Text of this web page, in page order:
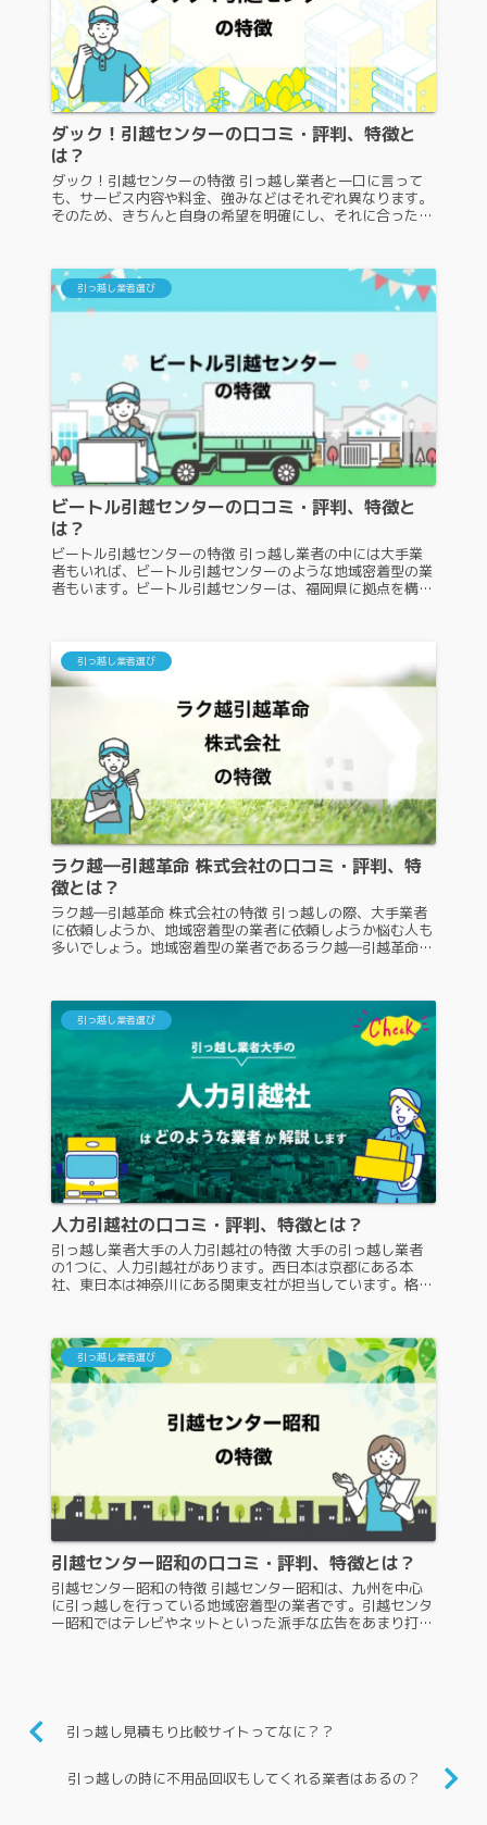
ダック！引越センターの口コミ・評判、特徴と
は？
ダック！引越センターの特徴 引っ越し業者と一口に言って
も、サービス内容や料金、強みなどはそれぞれ異なります。
そのため、きちんと自身の希望を明確にし、それに合った引
引っ越し業者選び
ビートル引越センターの口コミ・評判、特徴と
は？
ビートル引越センターの特徴 引っ越し業者の中には大手業
者もいれば、ビートル引越センターのような地域密着型の業
者もいます。ビートル引越センターは、福岡県に拠点を構え
引っ越し業者選び
ラク越―引越革命 株式会社の口コミ・評判、特
徴とは？
ラク越―引越革命 株式会社の特徴 引っ越しの際、大手業者
に依頼しようか、地域密着型の業者に依頼しようか悩む人も
多いでしょう。地域密着型の業者であるラク越―引越革命
引っ越し業者選び
人力引越社の口コミ・評判、特徴とは？
引っ越し業者大手の人力引越社の特徴 大手の引っ越し業者
の1つに、人力引越社があります。西日本は京都にある本
社、東日本は神奈川にある関東支社が担当しています。格安
引っ越し業者選び
引越センター昭和の口コミ・評判、特徴とは？
引越センター昭和の特徴 引越センター昭和は、九州を中心
に引っ越しを行っている地域密着型の業者です。引越センタ
ー昭和ではテレビやネットといった派手な広告をあまり打た
引っ越し見積もり比較サイトってなに？？
引っ越しの時に不用品回収もしてくれる業者はあるの？